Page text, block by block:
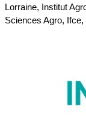
Lorraine, Institut
Sciences Agro, Ifce,